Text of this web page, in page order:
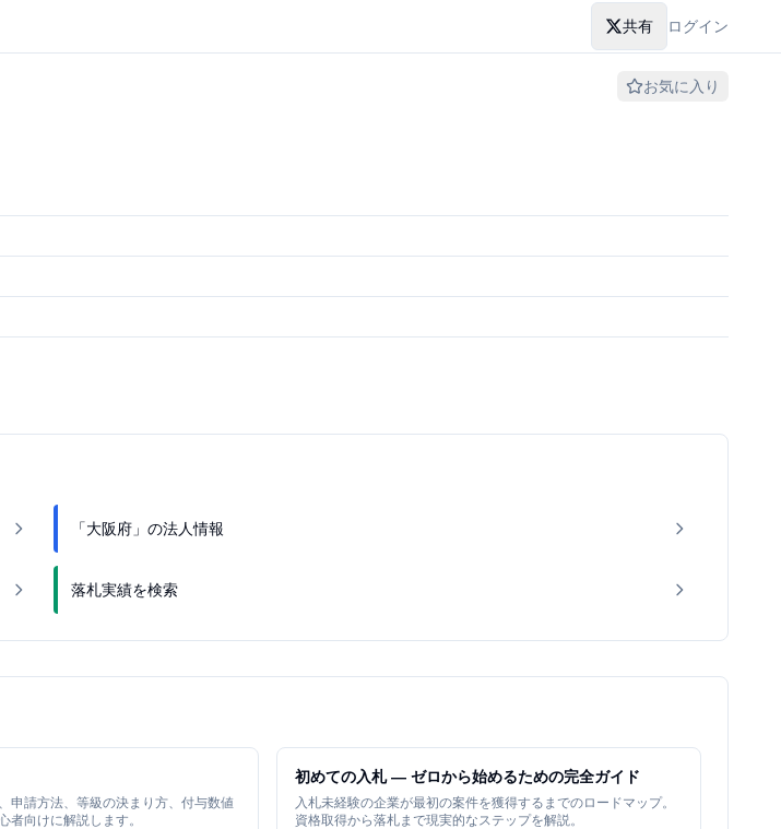
共有 ログイン
お気に入り
「大阪府」の法人情報
落札実績を検索
申請方法、等級の決まり方、付与数値
者向けに解説します。
初めての入札 — ゼロから始めるための完全ガイド
入札未経験の企業が最初の案件を獲得するまでのロードマップ。
資格取得から落札まで現実的なステップを解説。